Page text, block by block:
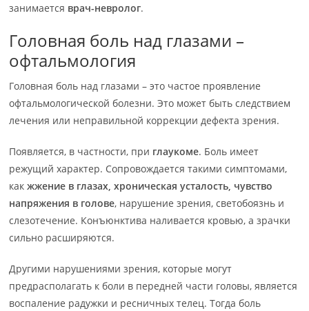
занимается врач-невролог.
Головная боль над глазами –
офтальмология
Головная боль над глазами – это частое проявление
офтальмологической болезни. Это может быть следствием
лечения или неправильной коррекции дефекта зрения.
Появляется, в частности, при глаукоме. Боль имеет
режущий характер. Сопровождается такими симптомами,
какжжение в глазах, хроническая усталость, чувство
напряжения в голове, нарушение зрения, светобоязнь и
слезотечение. Конъюнктива наливается кровью, а зрачки
сильно расширяются.
Другими нарушениями зрения, которые могут
предрасполагать к боли в передней части головы, является
воспаление радужки и ресничных телец. Тогда боль